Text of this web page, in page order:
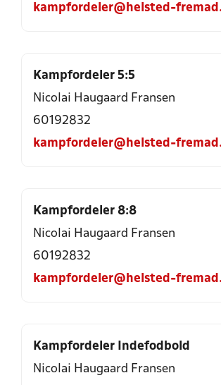
kampfordeler@helsted-
Kampfordeler 5:5
Nicolai Haugaard Fransen
60192832
kampfordeler@helsted-
Kampfordeler 8:8
Nicolai Haugaard Fransen
60192832
kampfordeler@helsted-
Kampfordeler Indefodbold
Nicolai Haugaard Fransen